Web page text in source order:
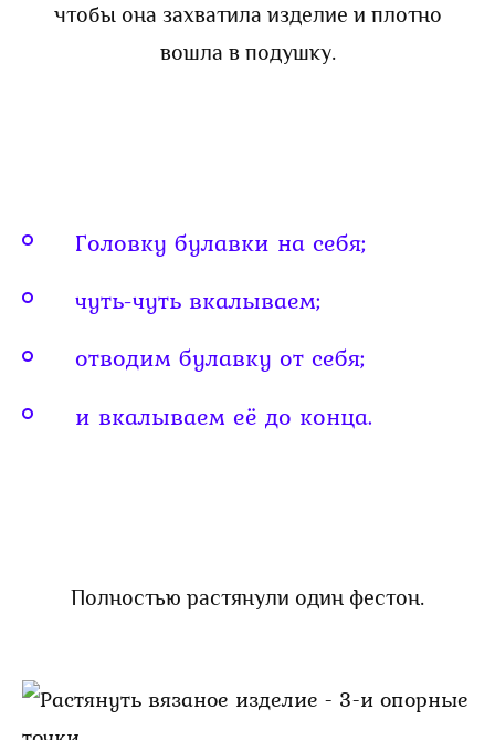
чтобы она захватила изделие и плотно
вошла в подушку.
Головку булавки на себя;
чуть-чуть вкалываем;
отводим булавку от себя;
и вкалываем её до конца.
Полностью растянули один фестон.